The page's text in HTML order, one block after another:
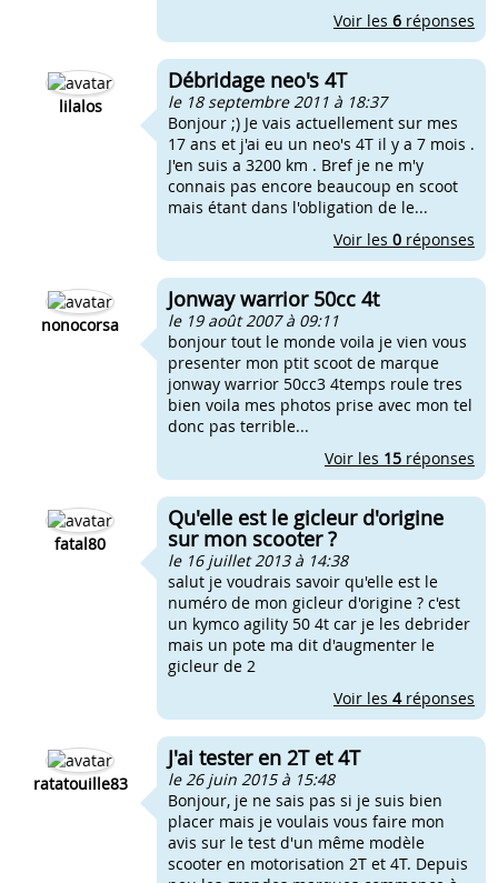
Voir les 6 réponses
lilalos
Débridage neo's 4T
le 18 septembre 2011 à 18:37
Bonjour ;) Je vais actuellement sur mes
17 ans et j'ai eu un neo's 4T il y a 7 mois .
J'en suis a 3200 km . Bref je ne m'y
connais pas encore beaucoup en scoot
mais étant dans l'obligation de le...
Voir les 0 réponses
nonocorsa
Jonway warrior 50cc 4t
le 19 août 2007 à 09:11
bonjour tout le monde voila je vien vous
presenter mon ptit scoot de marque
jonway warrior 50cc3 4temps roule tres
bien voila mes photos prise avec mon tel
donc pas terrible...
Voir les 15 réponses
fatal80
Qu'elle est le gicleur d'origine
sur mon scooter ?
le 16 juillet 2013 à 14:38
salut je voudrais savoir qu'elle est le
numéro de mon gicleur d'origine ? c'est
un kymco agility 50 4t car je les debrider
mais un pote ma dit d'augmenter le
gicleur de 2
Voir les 4réponses
ratatouille83
J'ai tester en 2T et 4T
le 26 juin 2015 à 15:48
Bonjour, je ne sais pas si je suis bien
placer mais je voulais vous faire mon
avis sur le test d'un même modèle
scooter en motorisation 2T et 4T. Depuis